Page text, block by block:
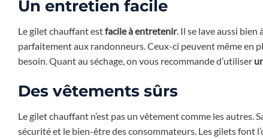
Un entretien facile
Le gilet chauffant estfacile à entretenir. Il se lave aussi bien
parfaitement aux randonneurs. Ceux-ci peuvent même en
besoin. Quant au séchage, on vous recommande d’utiliser
Des vêtements sûrs
Le gilet chauffant n’est pas un vêtement comme les
sécurité et le bien-être des consommateurs. Les gilets font